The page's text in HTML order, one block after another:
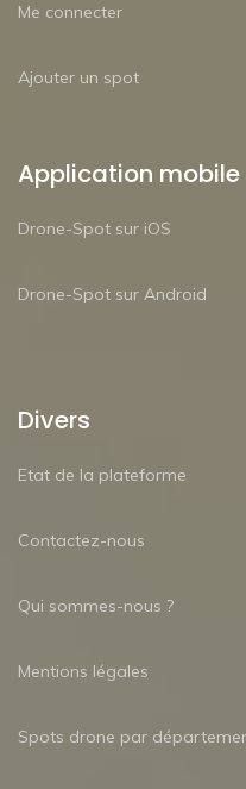
Me connecter
Ajouter un spot
Application mobile
Drone-Spot sur iOS
Drone-Spot sur Android
Divers
Etat de la plateforme
Contactez-nous
Qui sommes-nous ?
Mentions légales
Spots drone par